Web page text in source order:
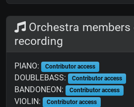
Orchestra
recording
PIANO: Contributor access
DOUBLEBASS: Contributor access
BANDONEON: Contributor access
VIOLIN: Contributor access